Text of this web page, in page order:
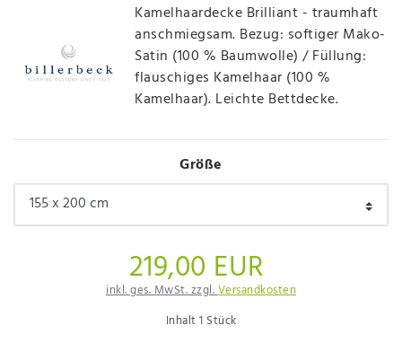
Kamelhaardecke Brilliant - traumhaft
anschmiegsam. Bezug: softiger Mako-
Satin (100 % Baumwolle) / Füllung:
flauschiges Kamelhaar (100 %
Kamelhaar). Leichte Bettdecke.
Größe
219,00 EUR
inkl. ges. MwSt. zzgl.Versandkosten
Inhalt1 Stück